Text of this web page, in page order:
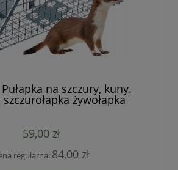
na szczury, kuny.
żywołapka
59,00 zł
regularna:84,00 zł